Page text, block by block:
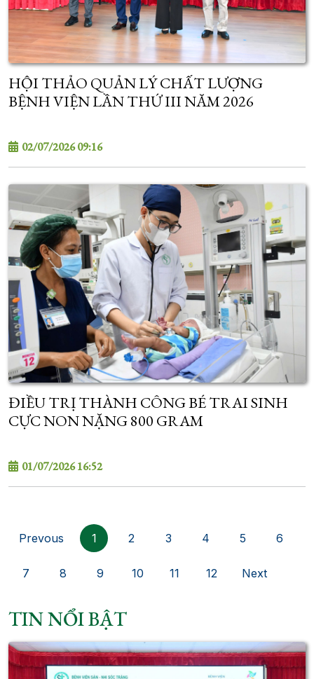
HỘI THẢO QUẢN LÝ CHẤT LƯỢNG
BỆNH VIỆN LẦN THỨ III NĂM 2026
02/07/2026 09:16
ĐIỀU TRỊ THÀNH CÔNG BÉ TRAI SINH
CỰC NON NẶNG 800 GRAM
01/07/2026 16:52
Prevous 1 2 3 4 5 6
7 8 9 10 11 12 Next
TIN NỔI BẬT